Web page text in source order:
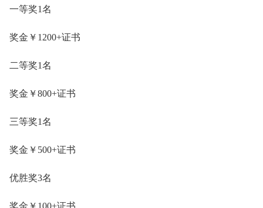
一等奖1名
奖金￥1200+证书
二等奖1名
奖金￥800+证书
三等奖1名
奖金￥500+证书
优胜奖3名
奖金￥100+证书